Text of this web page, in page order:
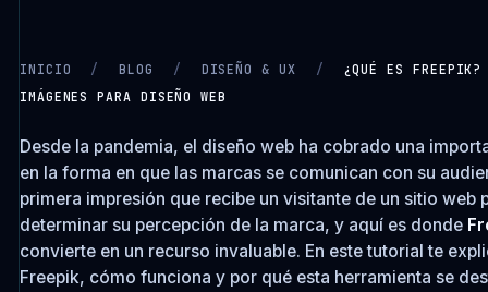
CARGANDO VIDEO…
INICIO / BLOG / DISEÑO & UX /
¿QUÉ ES FREEPIK?
IMÁGENES PARA DISEÑO WEB
Desde la pandemia, el diseño web ha cobrado una
en la forma en que las marcas se comunican con su
primera impresión que recibe un visitante de un sitio web
determinar su percepción de la marca, y aquí es donde
convierte en un recurso invaluable. En este tutorial te
Freepik, cómo funciona y por qué esta herramienta se